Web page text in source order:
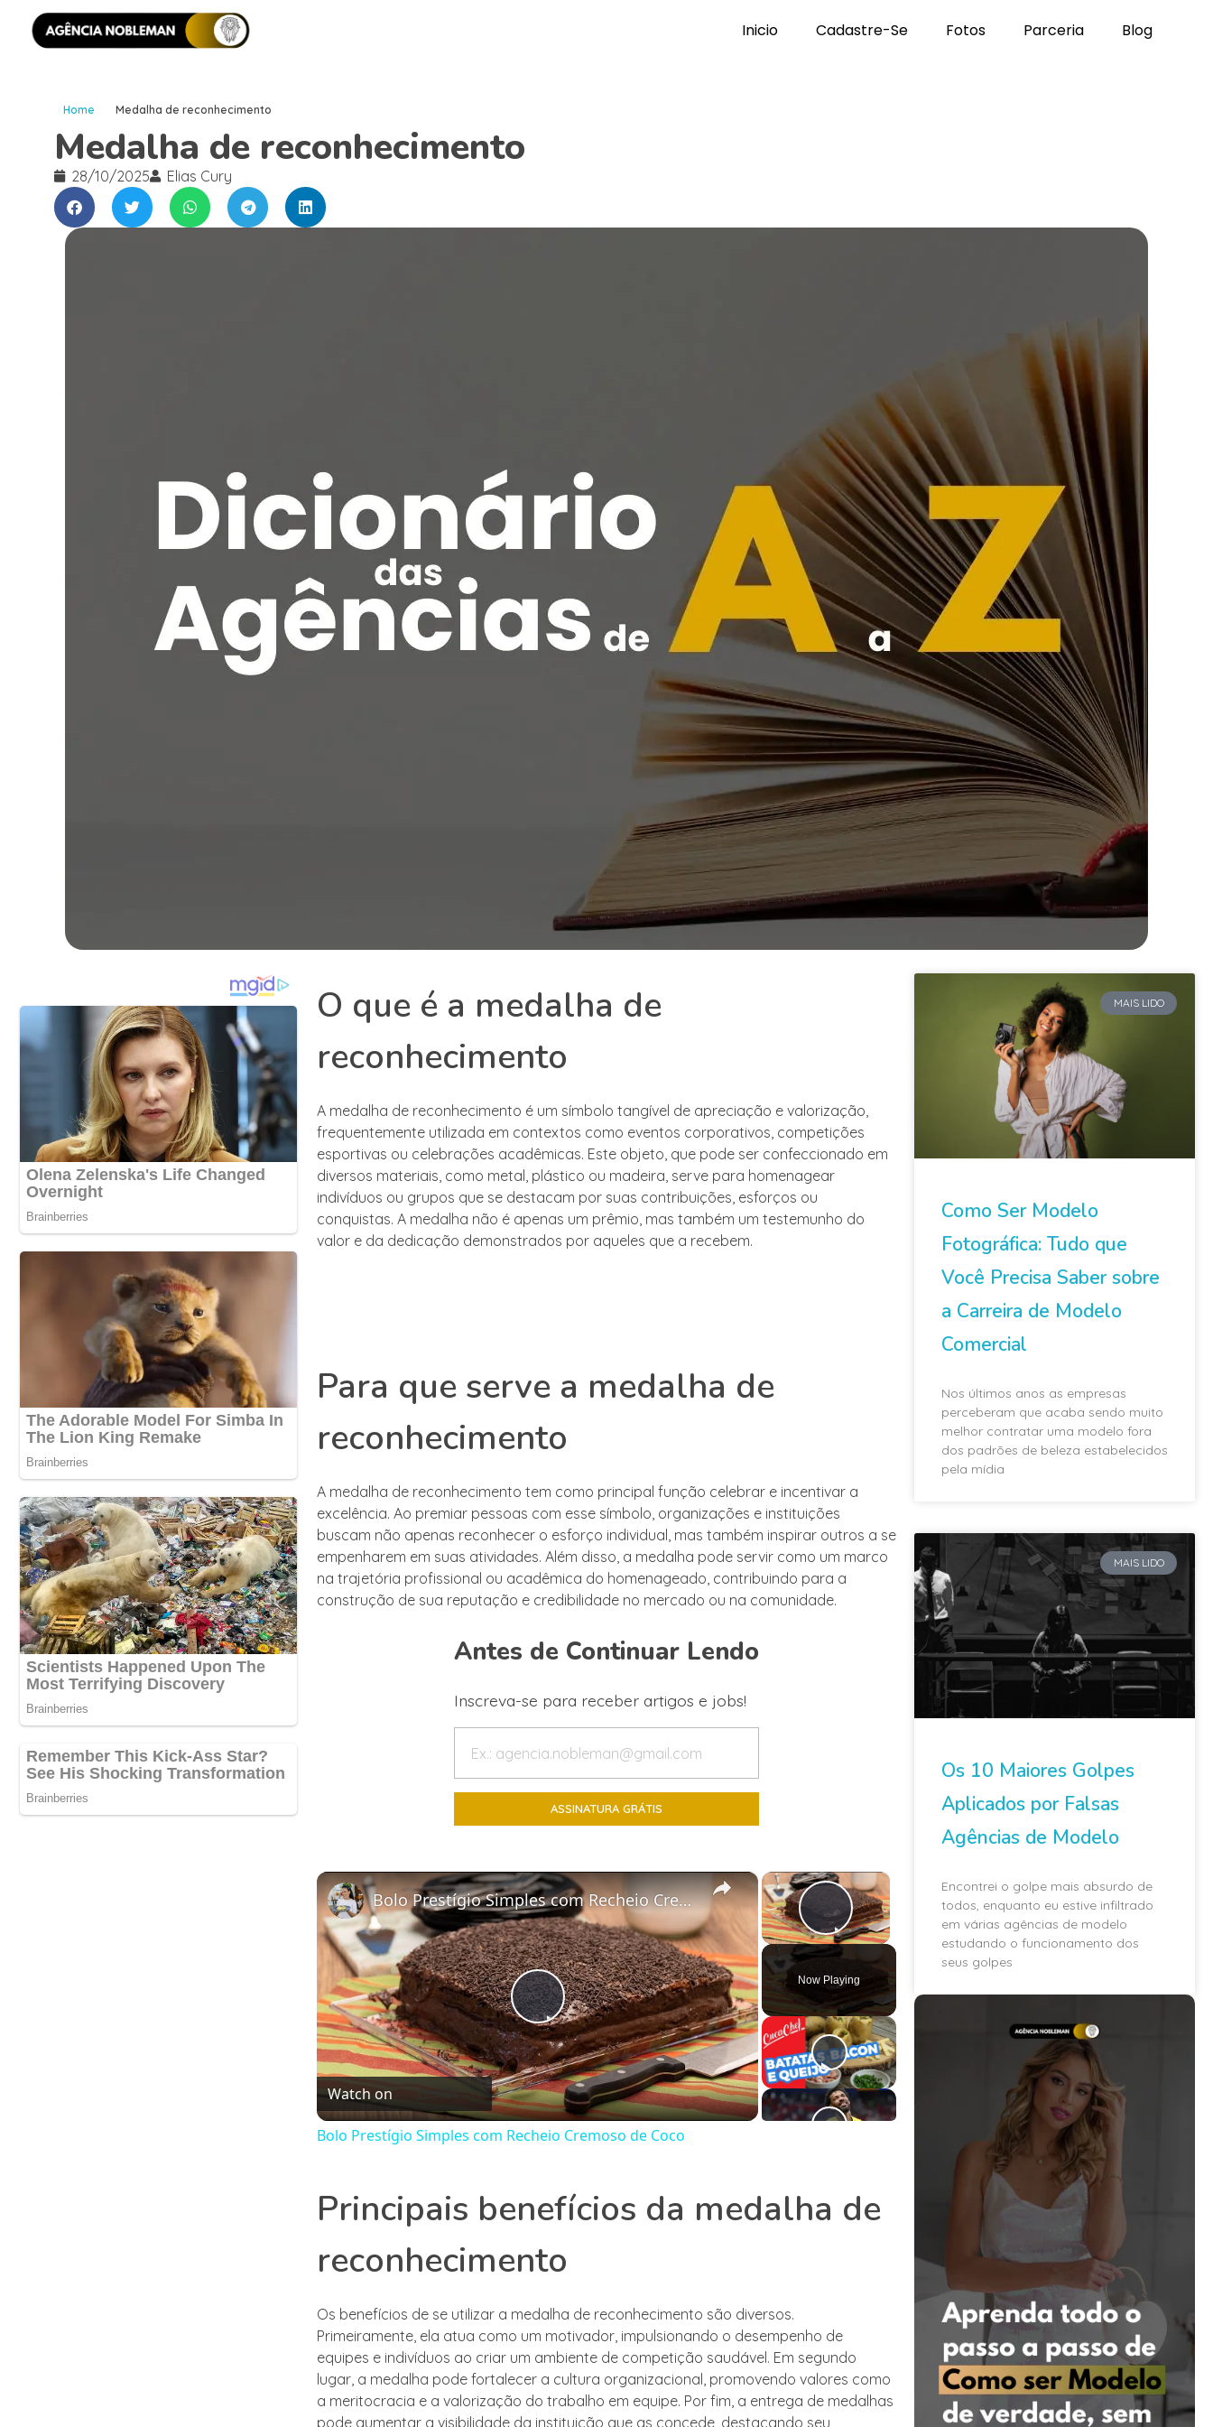
Inicio Cadastre-Se Fotos Parceria Blog
Home Medalha de reconhecimento
Medalha de reconhecimento
28/10/2025 Elias Cury
O que é a medalha de
reconhecimento
A medalha de reconhecimento é um símbolo tangível de apreciação e valorização,
frequentemente utilizada em contextos como eventos corporativos, competições
esportivas ou celebrações acadêmicas. Este objeto, que pode ser confeccionado em
diversos materiais, como metal, plástico ou madeira, serve para homenagear
indivíduos ou grupos que se destacam por suas contribuições, esforços ou
conquistas. A medalha não é apenas um prêmio, mas também um testemunho do
valor e da dedicação demonstrados por aqueles que a recebem.
Para que serve a medalha de
reconhecimento
A medalha de reconhecimento tem como principal função celebrar e incentivar a
excelência. Ao premiar pessoas com esse símbolo, organizações e instituições
buscam não apenas reconhecer o esforço individual, mas também inspirar outros a se
empenharem em suas atividades. Além disso, a medalha pode servir como um marco
na trajetória profissional ou acadêmica do homenageado, contribuindo para a
construção de sua reputação e credibilidade no mercado ou na comunidade.
Antes de Continuar Lendo
Inscreva-se para receber artigos e jobs!
×
Play Video
Now Playing
×
Play
Video
Bolo Prestígio Simples com Recheio Cremoso de Coco
Watch on
Bolo Prestígio Simples com Recheio Cremoso de Coco
Principais benefícios da medalha de
reconhecimento
Os benefícios de se utilizar a medalha de reconhecimento são diversos.
Primeiramente, ela atua como um motivador, impulsionando o desempenho de
equipes e indivíduos ao criar um ambiente de competição saudável. Em segundo
lugar, a medalha pode fortalecer a cultura organizacional, promovendo valores como
a meritocracia e a valorização do trabalho em equipe. Por fim, a entrega de medalhas
pode aumentar a visibilidade da instituição que as concede, destacando seu
MAIS LIDO
Como Ser Modelo
Fotográfica: Tudo que
Você Precisa Saber sobre
a Carreira de Modelo
Comercial
Nos últimos anos as empresas
perceberam que acaba sendo muito
melhor contratar uma modelo fora
dos padrões de beleza estabelecidos
pela mídia
MAIS LIDO
Os 10 Maiores Golpes
Aplicados por Falsas
Agências de Modelo
Encontrei o golpe mais absurdo de
todos, enquanto eu estive infiltrado
em várias agências de modelo
estudando o funcionamento dos
seus golpes